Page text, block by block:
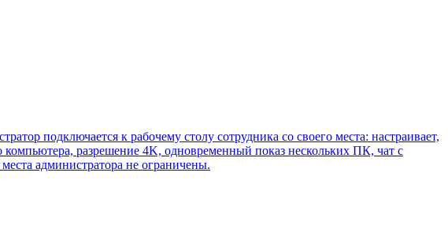
подключается к рабочему столу сотрудника со своего места: настраивает,
разрешение 4K, одновременный показ нескольких ПК, чат с
администратора не ограничены.